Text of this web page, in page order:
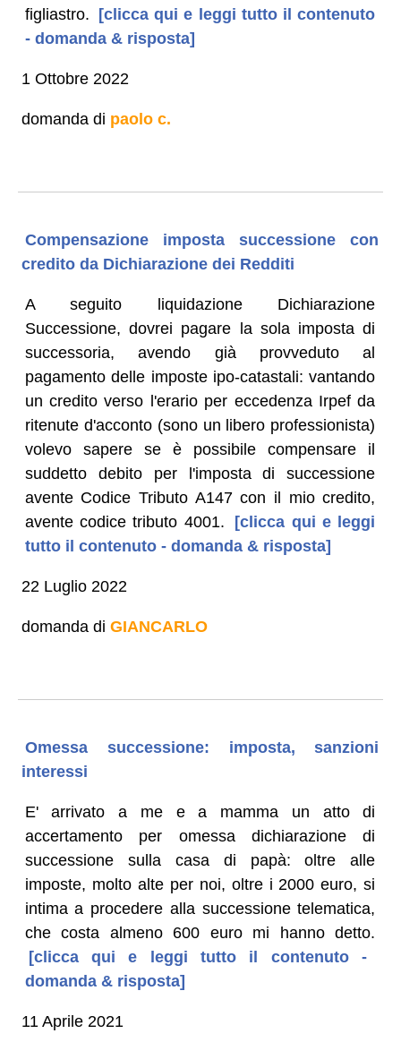
figliastro. [clicca qui e leggi tutto il contenuto
- domanda & risposta]
1 Ottobre 2022
domanda di paolo c.
Compensazione imposta successione con
credito da Dichiarazione dei Redditi
A seguito liquidazione Dichiarazione
Successione, dovrei pagare la sola imposta di
successoria, avendo già provveduto al
pagamento delle imposte ipo-catastali: vantando
un credito verso l'erario per eccedenza Irpef da
ritenute d'acconto (sono un libero professionista)
volevo sapere se è possibile compensare il
suddetto debito per l'imposta di successione
avente Codice Tributo A147 con il mio credito,
avente codice tributo 4001.
[clicca qui e leggi
tutto il contenuto - domanda & risposta]
22 Luglio 2022
domanda di GIANCARLO
Omessa successione: imposta, sanzioni
interessi
E' arrivato a me e a mamma un atto di
accertamento per omessa dichiarazione di
successione sulla casa di papà: oltre alle
imposte, molto alte per noi, oltre i 2000 euro, si
intima a procedere alla successione telematica,
che costa almeno 600 euro mi hanno detto.
[clicca qui e leggi tutto il contenuto -
domanda & risposta]
11 Aprile 2021